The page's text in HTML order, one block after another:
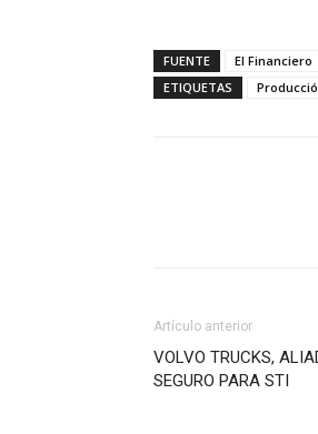
FUENTE
El Financiero
ETIQUETAS
Artículo anterior
VOLVO TRUCKS,
SEGURO PARA STI